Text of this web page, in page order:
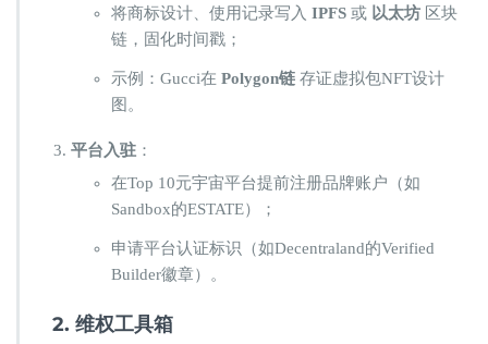
将商标设计、使用记录写入 ​ ​IPFS​​ 或 ​ ​以太坊​​ 区块
链，固化时间戳；
示例：Gucci在 ​ ​Polygon链​​ 存证虚拟包NFT设计
图。
​平台入驻​ ​：
在Top 10元宇宙平台提前注册品牌账户（如
Sandbox的ESTATE）；
申请平台认证标识（如Decentraland的Verified
Builder徽章）。
​2. 维权工具箱​